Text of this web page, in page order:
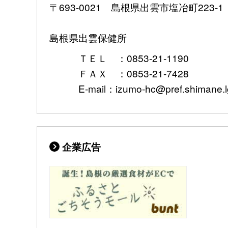
〒693-0021 島根県出雲市塩冶町223-1
島根県出雲保健所
ＴＥＬ ：0853-21-1190
ＦＡＸ ：0853-21-7428
E-mail：izumo-
企業広告